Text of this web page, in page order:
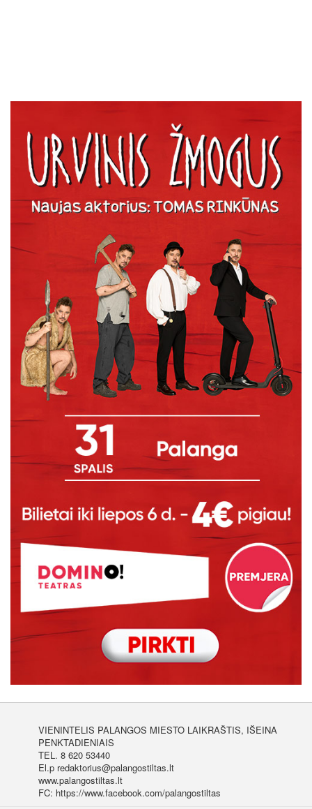
VIENINTELIS PALANGOS MIESTO LAIKRAŠTIS, IŠEINA
PENKTADIENIAIS
TEL. 8 620 53440
El.p redaktorius@palangostiltas.lt
www.palangostiltas.lt
FC: https://www.facebook.com/palangostiltas